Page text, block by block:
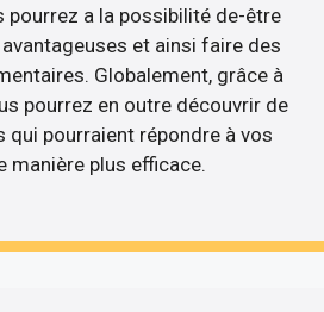
pourrez a la possibilité de-être
et ainsi faire des
Globalement, grâce à
pourrez en outre découvrir de
qui pourraient répondre à vos
manière plus efficace.